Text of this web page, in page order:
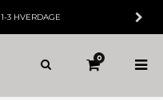
1-3 HVERDAGE
0